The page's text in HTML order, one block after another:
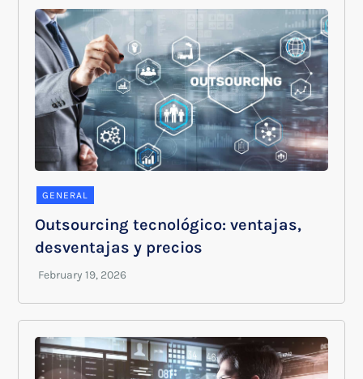
GENERAL
Outsourcing tecnológico: ventajas,
desventajas y precios